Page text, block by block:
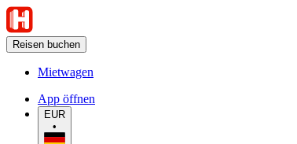
Reisen buchen
Mietwagen
App öffnen
EUR
•